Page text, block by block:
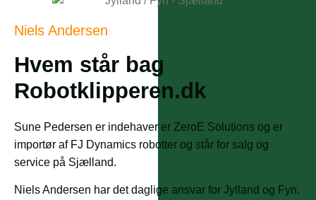
Niels Andersen
Hvem står bag
Robotklipperen.dk
Sune Pedersen er indehaver er ZeroE Solutions og er
importør af FJ Dynamics robotter og står for salg og
service på Sjælland.
Niels Andersen har det daglige ansvar for Jylland og Fyn.